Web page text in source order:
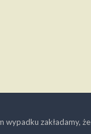
wypadku zakładamy, że